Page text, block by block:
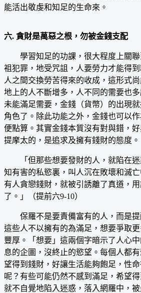
能活出敬虔和知足的生命來。
六. 貪財是萬惡之根，勿被金錢支配
學習知足的功課，很大程度上關聯
祖犯罪，地受咒詛，人要勞力才能得
人之間交換勞苦得來的收成，這形式
地上的人不斷增多，人不同的需要也
未能滿足需要，金錢（貨幣）的出現
角色了。除此功能之外，金錢也可以
便點算。其實金錢本質沒有對與錯，
提摩太的，是追求及擁有錢財的態度。
「但那些想要發財的人，就陷在迷
知有害的私慾裏，叫人沉在敗壞和滅亡
有人貪戀錢財，就被引誘離了真道，
了。」（提前六9-10）
保羅不是要責備富有的人，而是提
這些人不以擁有的為滿足，想要爭取
豐厚。「想要」這兩個字暗示了人心
息的企圖，沒終止的慾望。每個人都
望得到錢財，好讓生活能夠飽足，性
呢？有些可能仍然不感到滿足，希望
就不自覺地陷入迷惑，落入網羅中，